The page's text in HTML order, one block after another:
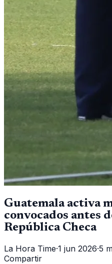
Guatemala activa
convocados antes
República Checa
La Hora Time·1 jun 2026·5
Compartir